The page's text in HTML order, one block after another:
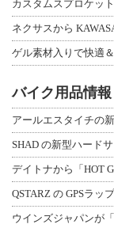
ネクサスから
バイク用品情報
SHAD の新型ハード
デイトナから「HOT
QSTARZ の GPSラッ
ウインズジャパンが